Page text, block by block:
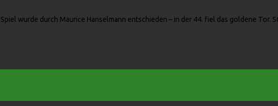
wurde durch Maurice Hanselmann entschieden – in der 44. fiel das goldene Tor.